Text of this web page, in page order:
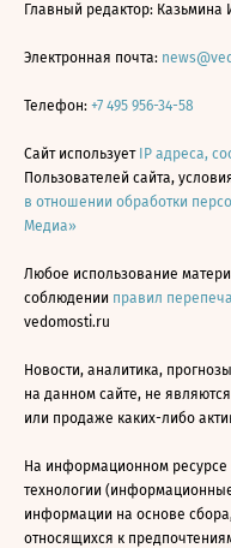
Главный редактор: Казьмина
Электронная почта:
Телефон: +7 495 956-34-58
Сайт использует IP адреса,
Пользователей сайта,
в отношении обработки
Медиа»
Любое использование
соблюдении правил
vedomosti.ru
Новости, аналитика,
на данном сайте, не
или продаже каких-либо
На информационном
технологии
информации на основе
относящихся к